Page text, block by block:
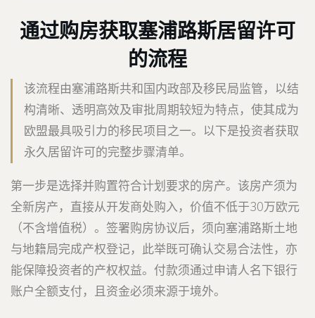
通过购房获取塞浦路斯居留许可
的流程
该流程由塞浦路斯共和国内政部及移民局监管，以结
构清晰、透明高效及审批周期较短为特点，使其成为
欧盟最具吸引力的移民项目之一。以下是投资者获取
永久居留许可的完整步骤清单。
第一步是选择并购置符合计划要求的房产。该房产须为
全新房产，直接从开发商处购入，价值不低于30万欧元
（不含增值税）。签署购房协议后，须向塞浦路斯土地
与地籍局完成产权登记，此举既可确认交易合法性，亦
能保障投资者的产权权益。付款须通过申请人名下银行
账户全额支付，且资金必须来源于境外。